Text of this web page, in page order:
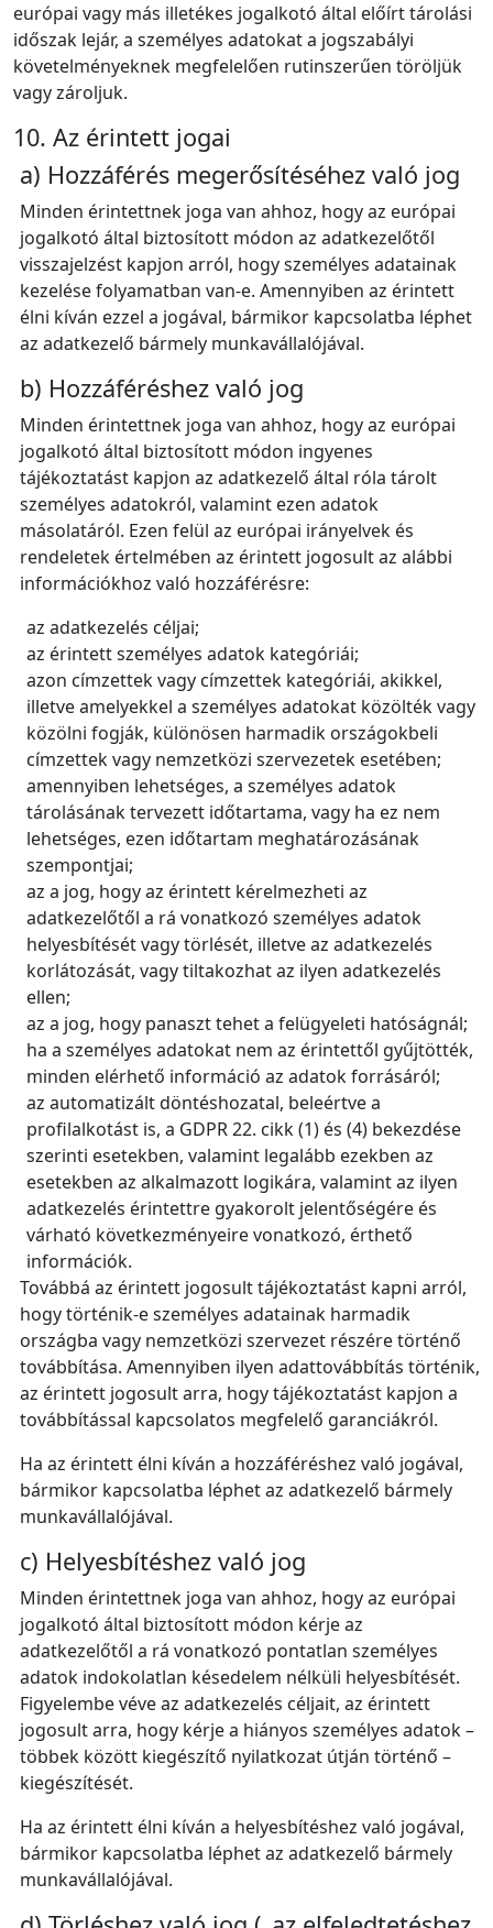
európai vagy más illetékes jogalkotó által előírt tárolási
időszak lejár, a személyes adatokat a jogszabályi
követelményeknek megfelelően rutinszerűen töröljük
vagy zároljuk.
10. Az érintett jogai
a) Hozzáférés megerősítéséhez való jog
Minden érintettnek joga van ahhoz, hogy az európai
jogalkotó által biztosított módon az adatkezelőtől
visszajelzést kapjon arról, hogy személyes adatainak
kezelése folyamatban van‑e. Amennyiben az érintett
élni kíván ezzel a jogával, bármikor kapcsolatba léphet
az adatkezelő bármely munkavállalójával.
b) Hozzáféréshez való jog
Minden érintettnek joga van ahhoz, hogy az európai
jogalkotó által biztosított módon ingyenes
tájékoztatást kapjon az adatkezelő által róla tárolt
személyes adatokról, valamint ezen adatok
másolatáról. Ezen felül az európai irányelvek és
rendeletek értelmében az érintett jogosult az alábbi
információkhoz való hozzáférésre:
az adatkezelés céljai;
az érintett személyes adatok kategóriái;
azon címzettek vagy címzettek kategóriái, akikkel,
illetve amelyekkel a személyes adatokat közölték vagy
közölni fogják, különösen harmadik országokbeli
címzettek vagy nemzetközi szervezetek esetében;
amennyiben lehetséges, a személyes adatok
tárolásának tervezett időtartama, vagy ha ez nem
lehetséges, ezen időtartam meghatározásának
szempontjai;
az a jog, hogy az érintett kérelmezheti az
adatkezelőtől a rá vonatkozó személyes adatok
helyesbítését vagy törlését, illetve az adatkezelés
korlátozását, vagy tiltakozhat az ilyen adatkezelés
ellen;
az a jog, hogy panaszt tehet a felügyeleti hatóságnál;
ha a személyes adatokat nem az érintettől gyűjtötték,
minden elérhető információ az adatok forrásáról;
az automatizált döntéshozatal, beleértve a
profilalkotást is, a GDPR 22. cikk (1) és (4) bekezdése
szerinti esetekben, valamint legalább ezekben az
esetekben az alkalmazott logikára, valamint az ilyen
adatkezelés érintettre gyakorolt jelentőségére és
várható következményeire vonatkozó, érthető
információk.
Továbbá az érintett jogosult tájékoztatást kapni arról,
hogy történik‑e személyes adatainak harmadik
országba vagy nemzetközi szervezet részére történő
továbbítása. Amennyiben ilyen adattovábbítás történik,
az érintett jogosult arra, hogy tájékoztatást kapjon a
továbbítással kapcsolatos megfelelő garanciákról.
Ha az érintett élni kíván a hozzáféréshez való jogával,
bármikor kapcsolatba léphet az adatkezelő bármely
munkavállalójával.
c) Helyesbítéshez való jog
Minden érintettnek joga van ahhoz, hogy az európai
jogalkotó által biztosított módon kérje az
adatkezelőtől a rá vonatkozó pontatlan személyes
adatok indokolatlan késedelem nélküli helyesbítését.
Figyelembe véve az adatkezelés céljait, az érintett
jogosult arra, hogy kérje a hiányos személyes adatok –
többek között kiegészítő nyilatkozat útján történő –
kiegészítését.
Ha az érintett élni kíván a helyesbítéshez való jogával,
bármikor kapcsolatba léphet az adatkezelő bármely
munkavállalójával.